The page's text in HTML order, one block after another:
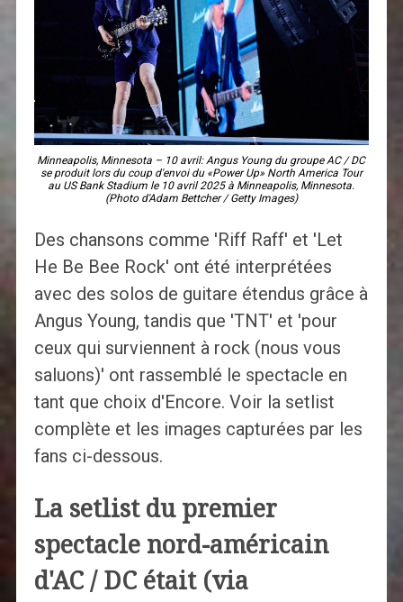
Minneapolis, Minnesota – 10 avril: Angus Young du groupe AC / DC
se produit lors du coup d'envoi du «Power Up» North America Tour
au US Bank Stadium le 10 avril 2025 à Minneapolis, Minnesota.
(Photo d'Adam Bettcher / Getty Images)
Des chansons comme 'Riff Raff' et 'Let
He Be Bee Rock' ont été interprétées
avec des solos de guitare étendus grâce à
Angus Young, tandis que 'TNT' et 'pour
ceux qui surviennent à rock (nous vous
saluons)' ont rassemblé le spectacle en
tant que choix d'Encore. Voir la setlist
complète et les images capturées par les
fans ci-dessous.
La setlist du premier
spectacle nord-américain
d'AC / DC était (via